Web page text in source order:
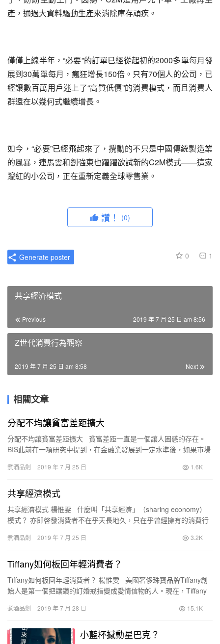
產，通過大資料驅動生產來消除庫存頑疾。
僅僅上線半年，“必要”的訂單已經從起初的2000多單每月發
展到30萬單每月，瘋狂增長150倍。只有70個人的公司，已
經讓數百萬用戶迷上了“高質低價”的消費模式，而且消費人
群還在以幾何式繼續增長。
如今，“必要”已經飛起來了，攪動的不只是中國傳統製造業
的風暴，連馬雲和劉強東也躍躍欲試新的C2M模式——這家
躥紅的小公司，正在重新定義全球零售業。
讚！ (0)
0 1
Generate poster
共享經濟模式
Previous 2019 年 7 月 25 日 am 8:56
Z世代消費行為觀察
Next
2019 年 7 月 25 日 am 8:58
相關文章
分配不均讓貧富差距擴大
分配不均讓貧富差距擴大 貧富差距一直是一個讓人困惑的存在。
BIS此前在一項研究中提到，在金融業發展到一定水準後，如果市場
煮酒品劍 2019 年 7 月 25 日 1.6K
共享經濟模式
共享經濟模式 楊惟雯 什麼叫「共享經濟」（sharing economy）
模式？ 亦即啓發消費者不在乎天長地久，只在乎曾經擁有的消費行
煮酒品劍 2019 年 7 月 25 日 3.2K
Tiffany如何板回年輕消費者？
Tiffany如何板回年輕消費者？ 楊惟雯 美國奢侈珠寶品牌Tiffany創
始人是第一個把鑲鑽的訂婚戒指變成愛情信物的人。現在，Tiffany
煮酒品劍 2019 年 7 月 28 日 15.1K
小藍杯撼動星巴克？